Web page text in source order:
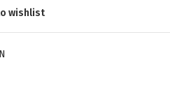
wishlist